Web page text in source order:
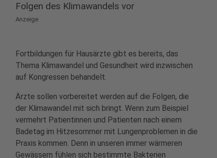
Folgen des Klimawandels vor
Anzeige
Fortbildungen für Hausärzte gibt es bereits, das
Thema Klimawandel und Gesundheit wird inzwischen
auf Kongressen behandelt.
Ärzte sollen vorbereitet werden auf die Folgen, die
der Klimawandel mit sich bringt. Wenn zum Beispiel
vermehrt Patientinnen und Patienten nach einem
Badetag im Hitzesommer mit Lungenproblemen in die
Praxis kommen. Denn in unseren immer wärmeren
Gewässern fühlen sich bestimmte Bakterien